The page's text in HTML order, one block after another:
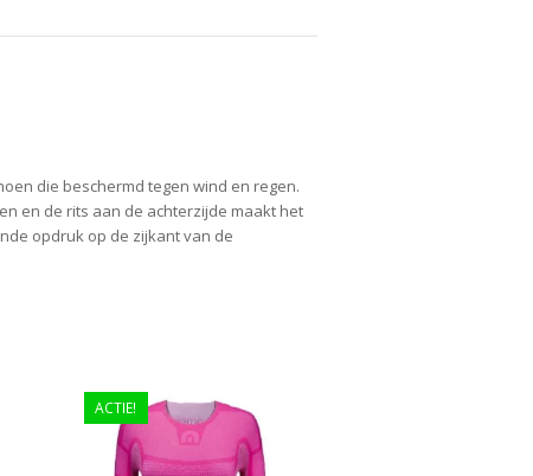
die beschermd tegen wind en regen.
en de rits aan de achterzijde maakt het
opdruk op de zijkant van de
ACTIE!